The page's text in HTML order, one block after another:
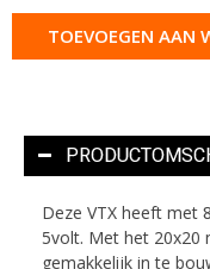
TOEVOEGEN AAN
Deze VTX heeft met
5volt. Met het 20x20
gemakkelijk in te